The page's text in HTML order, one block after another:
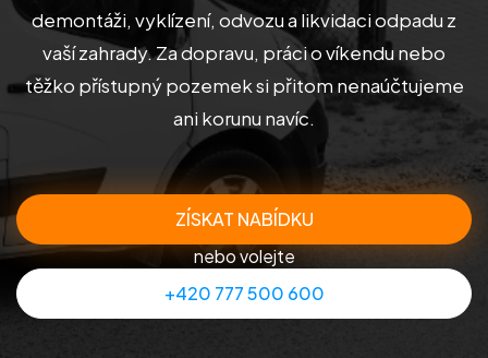
Deratizace a dezinsekce
Úklid
Příprava nemovitostí na prodej
demontáži, vyklízení, odvozu a likvidaci odpadu z
vaší zahrady. Za dopravu, práci o víkendu nebo
těžko přístupný pozemek si přitom nenaúčtujeme
ani korunu navíc.
ZÍSKAT NABÍDKU
nebo volejte
+420 777 500 600